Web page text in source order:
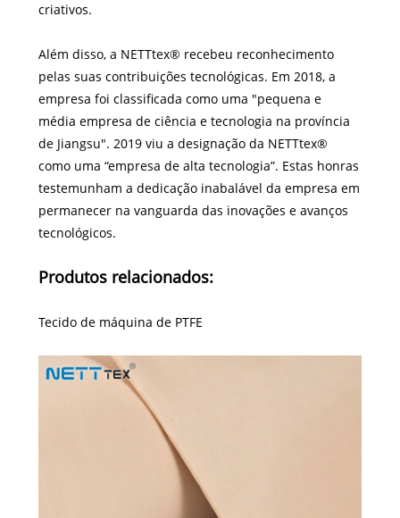
criativos.
Além disso, a NETTtex® recebeu reconhecimento
pelas suas contribuições tecnológicas. Em 2018, a
empresa foi classificada como uma "pequena e
média empresa de ciência e tecnologia na província
de Jiangsu". 2019 viu a designação da NETTtex®
como uma “empresa de alta tecnologia”. Estas honras
testemunham a dedicação inabalável da empresa em
permanecer na vanguarda das inovações e avanços
tecnológicos.
Produtos relacionados:
Tecido de máquina de PTFE